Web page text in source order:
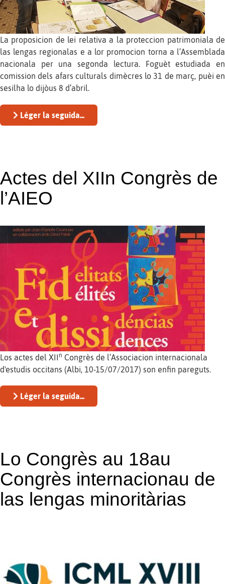
La proposicion de lei relativa a la proteccion patrimoniala de
las lengas regionalas e a lor promocion torna a l’Assemblada
nacionala per una segonda lectura. Foguèt estudiada en
comission dels afars culturals dimècres lo 31 de març, puèi en
sesilha lo dijòus 8 d’abril.
Léger la seguida...
Actes del XIIn Congrès de
l’AIEO
Los actes del XII n Congrès de l’Associacion internacionala
d'estudis occitans (Albi, 10-15/07/2017) son enfin pareguts.
Léger la seguida...
Lo Congrès au 18au
Congrès internacionau de
las lengas minoritàrias